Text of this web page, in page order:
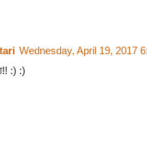
Wednesday, April 19, 2017
:) :)